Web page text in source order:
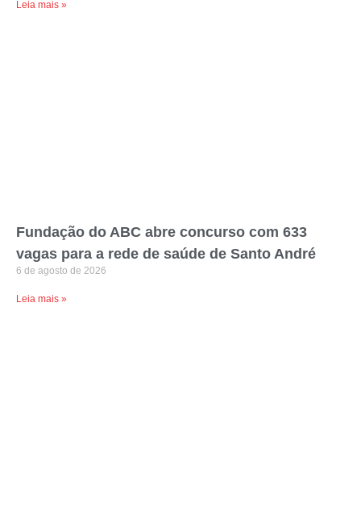
Leia mais »
Fundação do ABC abre concurso com 633
vagas para a rede de saúde de Santo André
6 de agosto de 2026
Leia mais »